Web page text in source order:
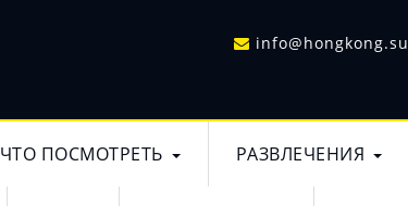
info@hongkong.su
ЧТО ПОСМОТРЕТЬ РАЗВЛЕЧЕНИЯ